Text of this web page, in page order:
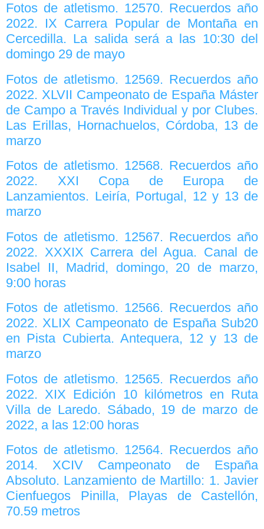
Fotos de atletismo. 12570. Recuerdos año
2022. IX Carrera Popular de Montaña en
Cercedilla. La salida será a las 10:30 del
domingo 29 de mayo
Fotos de atletismo. 12569. Recuerdos año
2022. XLVII Campeonato de España Máster
de Campo a Través Individual y por Clubes.
Las Erillas, Hornachuelos, Córdoba, 13 de
marzo
Fotos de atletismo. 12568. Recuerdos año
2022. XXI Copa de Europa de
Lanzamientos. Leiría, Portugal, 12 y 13 de
marzo
Fotos de atletismo. 12567. Recuerdos año
2022. XXXIX Carrera del Agua. Canal de
Isabel II, Madrid, domingo, 20 de marzo,
9:00 horas
Fotos de atletismo. 12566. Recuerdos año
2022. XLIX Campeonato de España Sub20
en Pista Cubierta. Antequera, 12 y 13 de
marzo
Fotos de atletismo. 12565. Recuerdos año
2022. XIX Edición 10 kilómetros en Ruta
Villa de Laredo. Sábado, 19 de marzo de
2022, a las 12:00 horas
Fotos de atletismo. 12564. Recuerdos año
2014. XCIV Campeonato de España
Absoluto. Lanzamiento de Martillo: 1. Javier
Cienfuegos Pinilla, Playas de Castellón,
70.59 metros